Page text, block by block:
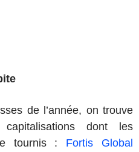
de l’année, on trouve
dont les
tournis : Fortis Global